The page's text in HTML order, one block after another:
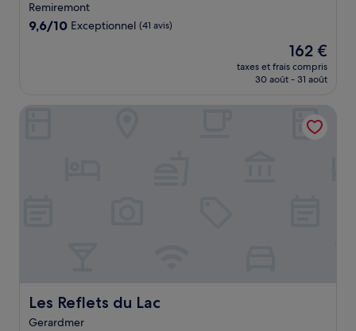
4.0 étoiles
Remiremont
9.6
9,6/10 Exceptionnel (41 avis)
Le
nouveau
prix
de
162 €
162 €
taxes et frais compris
30 août - 31 août
Les Reflets du Lac
Les Reflets du Lac
Gerardmer